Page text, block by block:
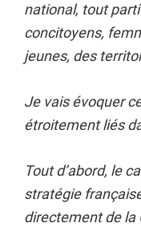
national, tout
concitoyens,
jeunes, des
Je vais évoquer
étroitement liés
Tout d’abord, le
stratégie
directement de la